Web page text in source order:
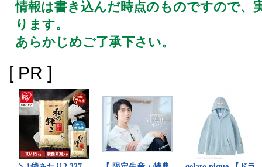
情報は書き込んだ時点のものですので、
ります。
あらかじめご了承下さい。
[ PR ]